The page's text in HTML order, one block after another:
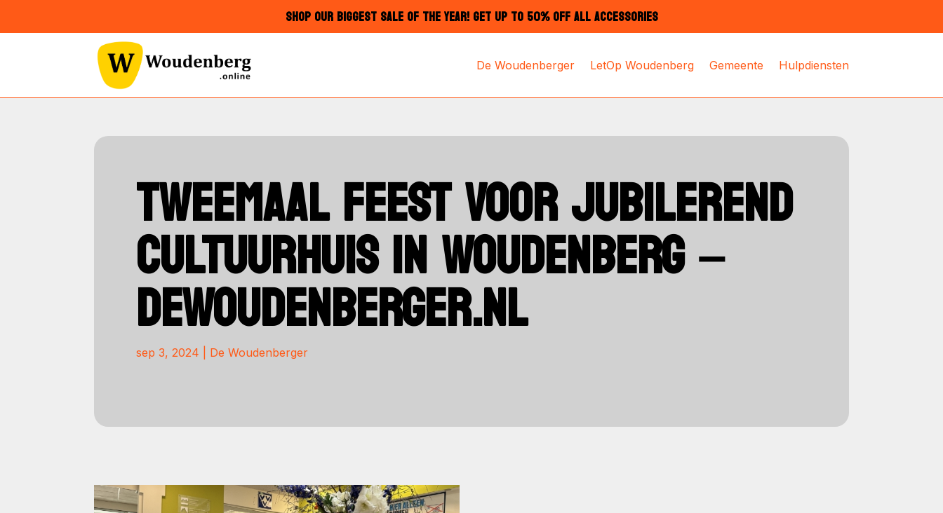
SHOP OUR BIGGEST SALE OF THE YEAR! GET UP TO 50% OFF ALL ACCESSORIES
De Woudenberger LetOp Woudenberg Gemeente Hulpdiensten
TWEEMAAL FEEST VOOR JUBILEREND
CULTUURHUIS IN WOUDENBERG –
DEWOUDENBERGER.NL
sep 3, 2024 De Woudenberger